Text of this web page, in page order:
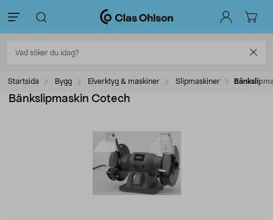
Startsida Bygg Elverktyg & maskiner Slipmaskiner
Bänkslipmaskin Cotech